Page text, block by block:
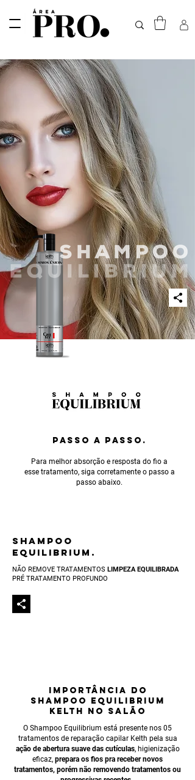
PASSO A PASSO.
Para melhor absorção e resposta do fio a
esse tratamento, siga corretamente o passo a
passo abaixo.
SHAMPOO
EQUILIBRIUM.
NÃO REMOVE TRATAMENTOS LIMPEZA EQUILIBRADA
PRÉ TRATAMENTO PROFUNDO
IMPORTÂNCIA DO
SHAMPOO EQUILIBRIUM
KELTH NO SALÃO
O Shampoo Equilibrium está presente nos 05
tratamentos de reparação capilar Kelth pela sua
ação de abertura suave das cutículas, higienização
eficaz, prepara os fios pra receber novos
tratamentos, porém não removendo tratamentos ou